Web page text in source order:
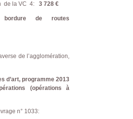
de la VC 4: 3 728 €
bordure de routes
de l’agglomération,
d’art, programme 2013
(opérations à
n° 1033: